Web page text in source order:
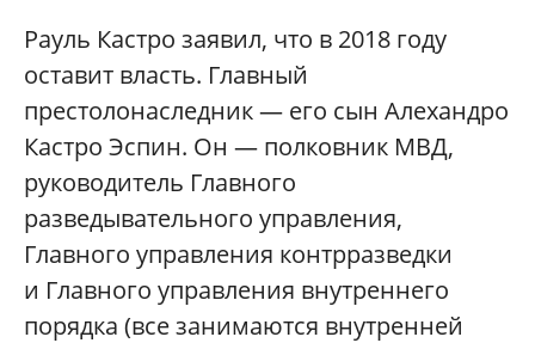
Рауль Кастро заявил, что в 2018 году
оставит власть. Главный
престолонаследник — его сын Алехандро
Кастро Эспин. Он — полковник МВД,
руководитель Главного
разведывательного управления,
Главного управления контрразведки
и Главного управления внутреннего
порядка (все занимаются внутренней